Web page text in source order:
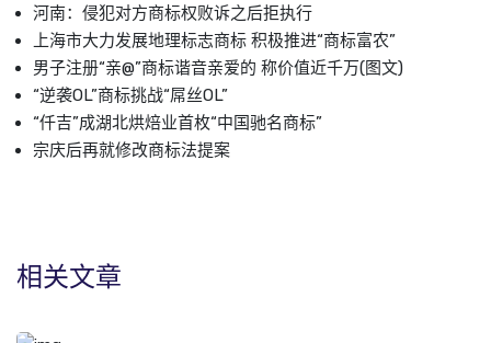
河南：侵犯对方商标权败诉之后拒执行
上海市大力发展地理标志商标 积极推进“商标富农”
男子注册“亲@”商标谐音亲爱的 称价值近千万(图文)
“逆袭OL”商标挑战“屌丝OL”
“仟吉”成湖北烘焙业首枚“中国驰名商标”
宗庆后再就修改商标法提案
相关文章